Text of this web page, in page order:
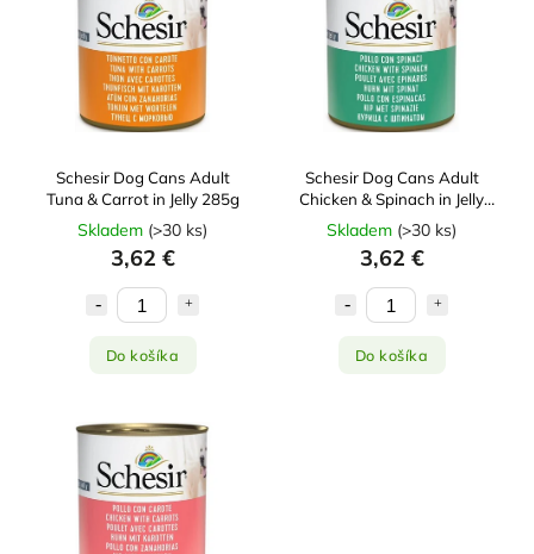
Najdrahšie
Najpredávanejšie
Abecedne
Schesir Dog Cans Adult
Tuna & Carrot in Jelly 285g
Skladem (>30 ks)
3,62 €
Do košíka
Schesir Dog Cans Adult
Chicken & Spinach in Jelly
285g
Skladem (>30 ks)
3,62 €
Do košíka